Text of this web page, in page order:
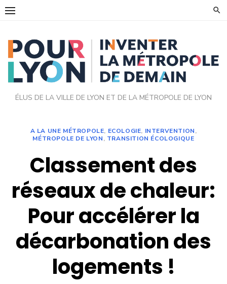
Skip
ÉLUS DE LA VILLE DE LYON ET DE LA MÉTROPOLE DE LYON
A LA UNE MÉTROPOLE, ECOLOGIE, INTERVENTION,
MÉTROPOLE DE LYON, TRANSITION ÉCOLOGIQUE
Classement des
réseaux de chaleur:
Pour accélérer la
décarbonation des
logements !